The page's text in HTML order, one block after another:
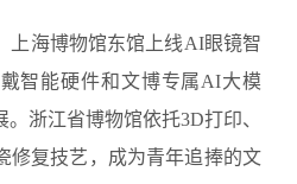
海博物馆东馆上线AI眼镜智
智能硬件和文博专属AI大模
浙江省博物馆依托3D打印、
修复技艺，成为青年追捧的文